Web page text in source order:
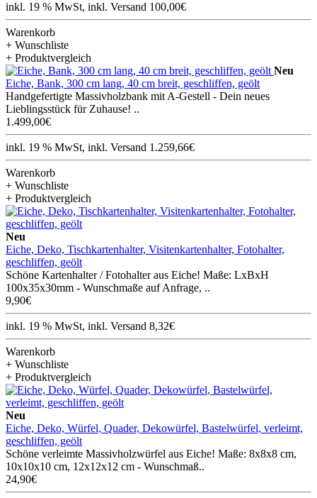
inkl. 19 % MwSt, inkl. Versand 100,00€
Warenkorb
+ Wunschliste
+ Produktvergleich
Neu
Eiche, Bank, 300 cm lang, 40 cm breit, geschliffen, geölt
Handgefertigte Massivholzbank mit A-Gestell - Dein neues
Lieblingsstück für Zuhause! ..
1.499,00€
inkl. 19 % MwSt, inkl. Versand 1.259,66€
Warenkorb
+ Wunschliste
+ Produktvergleich
Neu
Eiche, Deko, Tischkartenhalter, Visitenkartenhalter, Fotohalter,
geschliffen, geölt
Schöne Kartenhalter / Fotohalter aus Eiche! Maße: LxBxH
100x35x30mm - Wunschmaße auf Anfrage, ..
9,90€
inkl. 19 % MwSt, inkl. Versand 8,32€
Warenkorb
+ Wunschliste
+ Produktvergleich
Neu
Eiche, Deko, Würfel, Quader, Dekowürfel, Bastelwürfel, verleimt,
geschliffen, geölt
Schöne verleimte Massivholzwürfel aus Eiche! Maße: 8x8x8 cm,
10x10x10 cm, 12x12x12 cm - Wunschmaß..
24,90€